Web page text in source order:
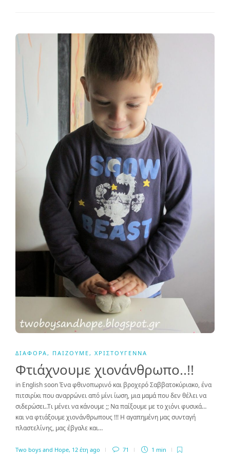
ΔΙΆΦΟΡΑ , ΠΑΊΖΟΥΜΕ , ΧΡΙΣΤΟΎΓΕΝΝΑ
Φτιάχνουμε χιονάνθρωπο..!!
in English soon Ένα φθινοπωρινό και βροχερό Σαββατοκύριακο, ένα
πιτσιρίκι που αναρρώνει από μίνι ίωση, μια μαμά που δεν θέλει να
σιδερώσει..Τι μένει να κάνουμε ;; Να παίξουμε με το χιόνι φυσικά…
και να φτιάξουμε χιονάνθρωπους !!! Η αγαπημένη μας συνταγή
πλαστελίνης, μας έβγαλε και…
Two boys and Hope, 12 έτη ago 71 1 min